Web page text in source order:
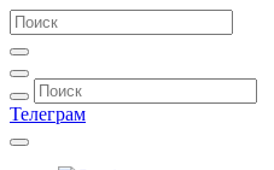
Телеграм